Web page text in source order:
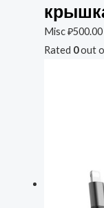
Misc₽500.00
Rated 0out